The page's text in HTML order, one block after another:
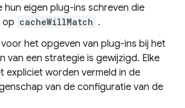
hun eigen plug-ins schreven die
op cacheWillMatch .
het opgeven van plug-ins bij het
van een strategie is gewijzigd. Elke
expliciet worden vermeld in de
van de configuratie van de